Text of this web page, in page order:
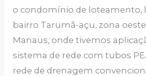
o condomínio de loteamento,
bairro Tarumã-açu, zona
Manaus, onde tivemos
sistema de rede com tubos
rede de drenagem